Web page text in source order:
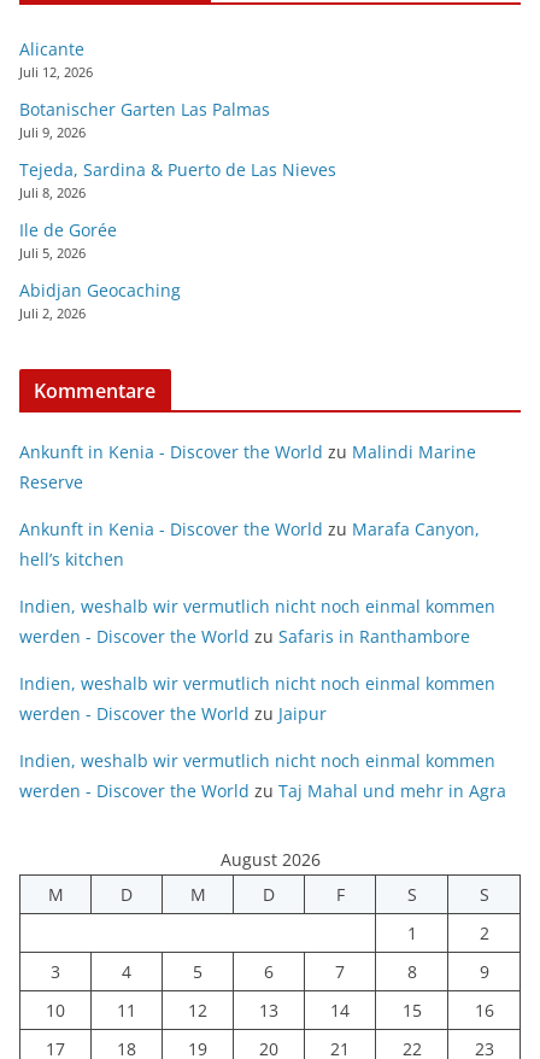
Alicante
Juli 12, 2026
Botanischer Garten Las Palmas
Juli 9, 2026
Tejeda, Sardina & Puerto de Las Nieves
Juli 8, 2026
Ile de Gorée
Juli 5, 2026
Abidjan Geocaching
Juli 2, 2026
Kommentare
Ankunft in Kenia - Discover the World zu Malindi Marine
Reserve
Ankunft in Kenia - Discover the World zu Marafa Canyon,
hell’s kitchen
Indien, weshalb wir vermutlich nicht noch einmal kommen
werden - Discover the World zu Safaris in Ranthambore
Indien, weshalb wir vermutlich nicht noch einmal kommen
werden - Discover the World zu Jaipur
Indien, weshalb wir vermutlich nicht noch einmal kommen
werden - Discover the World zu Taj Mahal und mehr in Agra
August 2026
M
D M D F S
S
1
2
3
4 5 6 7 8
9
10
11 12 13 14 15
16
17
18 19 20 21 22 23